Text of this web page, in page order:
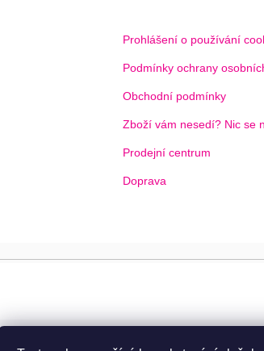
Prohlášení o používání
Podmínky ochrany
Obchodní podmínky
Zboží vám nesedí? Nic se
Prodejní centrum
Doprava